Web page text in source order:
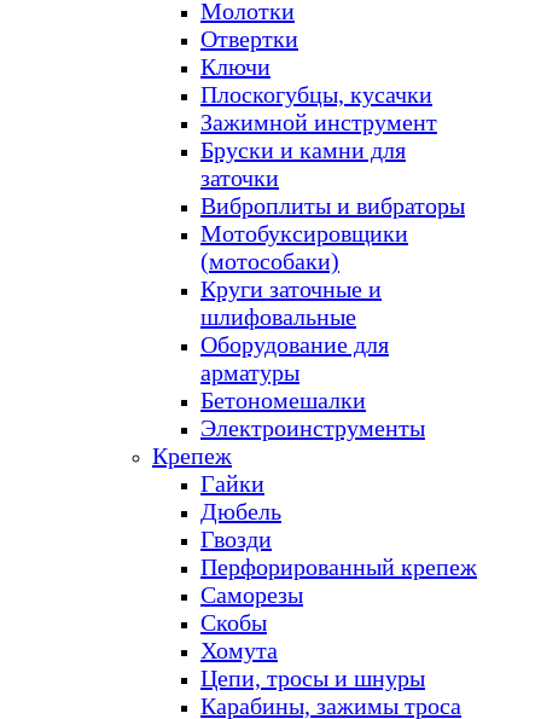
Молотки
Отвертки
Ключи
Плоскогубцы, кусачки
Зажимной инструмент
Бруски и камни для
заточки
Виброплиты и вибраторы
Мотобуксировщики
(мотособаки)
Круги заточные и
шлифовальные
Оборудование для
арматуры
Бетономешалки
Электроинструменты
Крепеж
Гайки
Дюбель
Гвозди
Перфорированный крепеж
Саморезы
Скобы
Хомута
Цепи, тросы и шнуры
Карабины, зажимы троса